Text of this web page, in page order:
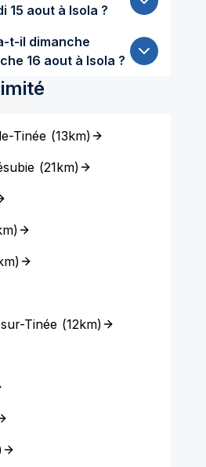
15 aout à Isola ?
t-il dimanche
dimanche 16 aout à Isola ?
Tinée (13km)
(21km)
)
)
Tinée (12km)